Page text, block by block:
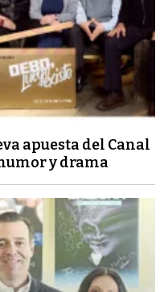
apuesta del Canal
y drama